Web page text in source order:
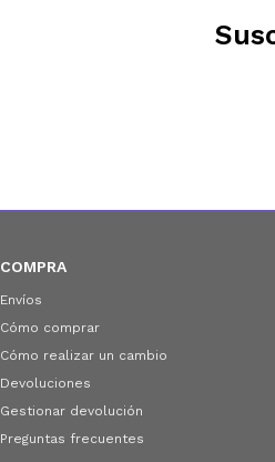
COMPRA
Envíos
Cómo comprar
Cómo realizar un cambio
Devoluciones
Gestionar devolución
Preguntas frecuentes